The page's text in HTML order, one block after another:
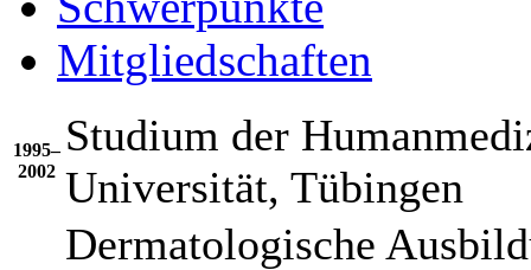
Mitgliedschaften
1995–
2002
Studium der
Universität, Tübingen
Dermatologische